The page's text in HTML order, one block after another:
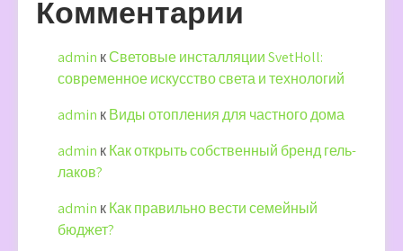
Комментарии
admin кСветовые инсталляции SvetHoll:
современное искусство света и технологий
admin кВиды отопления для частного дома
admin кКак открыть собственный бренд гель-
лаков?
admin кКак правильно вести семейный
бюджет?